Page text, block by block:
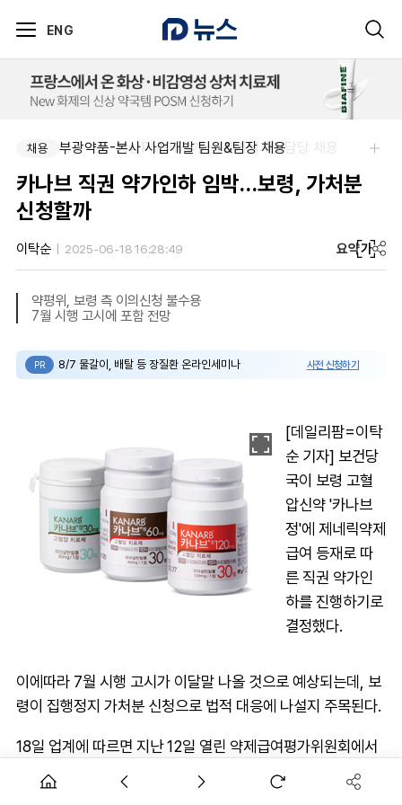
ENG
채용 아주약품-임상PM/제제개선/건기식개발담당 채용
채용 부광약품-본사 사업개발 팀원&팀장 채용
카나브 직권 약가인하 임박…보령, 가처분
신청할까
이탁순 2025-06-18 16:28:49 요약가
약평위, 보령 측 이의신청 불수용
7월 시행 고시에 포함 전망
PR 8/7 물갈이, 배탈 등 장질환 온라인세미나 사전 신청하기
[데일리팜=이탁
순 기자] 보건당
국이 보령 고혈
압신약 '카나브
정'에 제네릭약제
급여 등재로 따
른 직권 약가인
하를 진행하기로
결정했다.
이에따라 7월 시행 고시가 이달말 나올 것으로 예상되는데, 보
령이 집행정지 가처분 신청으로 법적 대응에 나설지 주목된다.
18일 업계에 따르면 지난 12일 열린 약제급여평가위원회에서
카나브 직권 인하 안건이 통과됐다. 제네릭약제가 5월 급여 등
재되면서 절차에 따라 직권 인하를 결정한 것이다.